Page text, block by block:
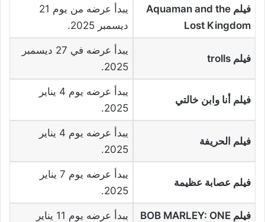
فيلم Aquaman and the
Lost Kingdom
يبدأ عرضه من يوم 21
ديسمبر 2025.
فيلم trolls
يبدأ عرضه في 27 ديسمبر
2025.
فيلم أنا وابن خالتي
يبدأ عرضه يوم 4 يناير
2025.
فيلم الحريفة
يبدأ عرضه يوم 4 يناير
2025.
فيلم عصابة عظيمة
يبدأ عرضه يوم 7 يناير
2025.
فيلم BOB MARLEY: ONE
يبدأ عرضه يوم 11 يناير